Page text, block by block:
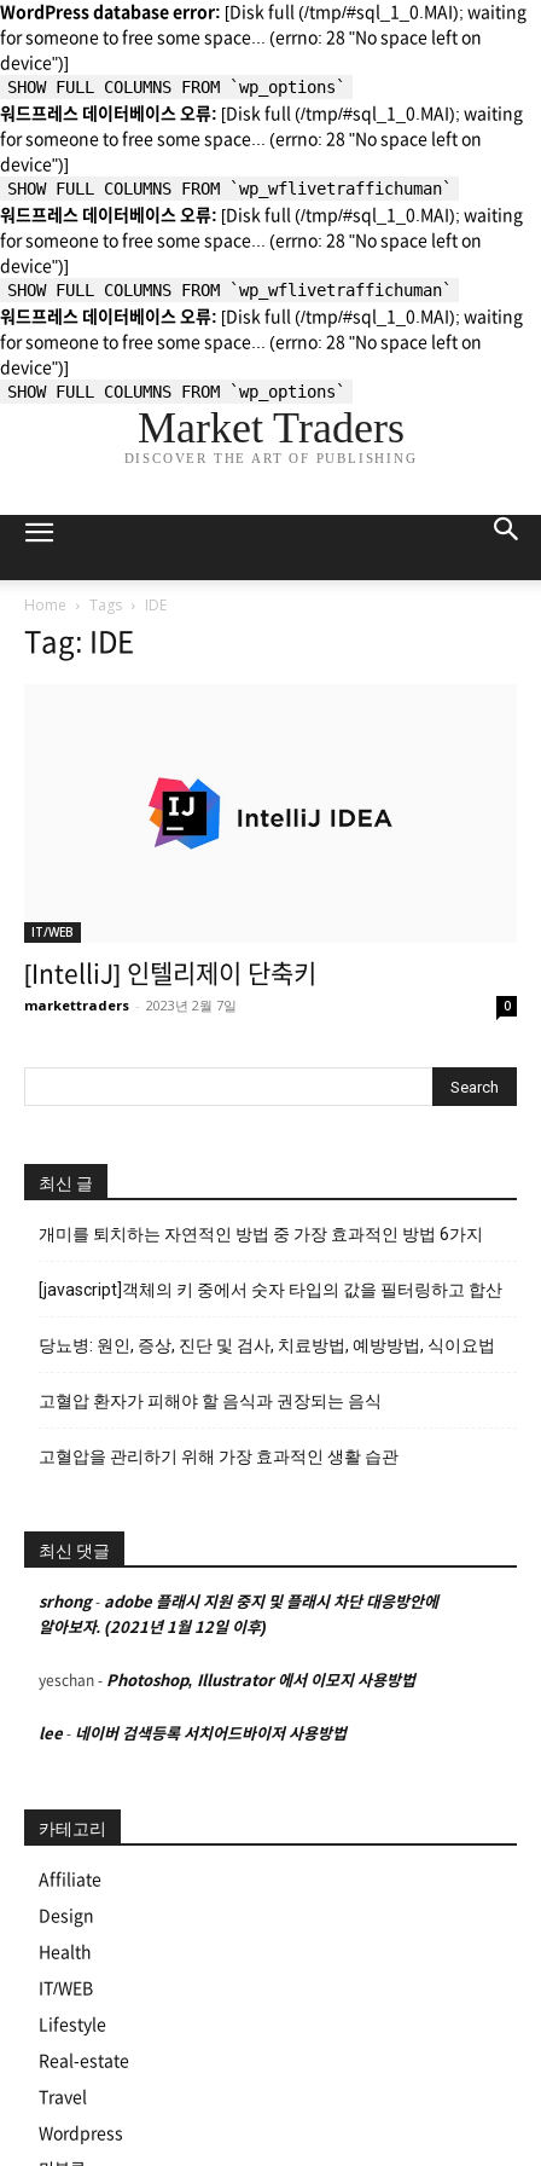
WordPress database error: [Disk full (/tmp/#sql_1_0.MAI); waiting
for someone to free some space... (errno: 28 "No space left on
device")]
SHOW FULL COLUMNS FROM `wp_options`
워드프레스 데이터베이스 오류: [Disk full (/tmp/#sql_1_0.MAI); waiting
for someone to free some space... (errno: 28 "No space left on
device")]
SHOW FULL COLUMNS FROM `wp_wflivetraffichuman`
워드프레스 데이터베이스 오류: [Disk full (/tmp/#sql_1_0.MAI); waiting
for someone to free some space... (errno: 28 "No space left on
device")]
SHOW FULL COLUMNS FROM `wp_wflivetraffichuman`
워드프레스 데이터베이스 오류: [Disk full (/tmp/#sql_1_0.MAI); waiting
for someone to free some space... (errno: 28 "No space left on
device")]
SHOW FULL COLUMNS FROM `wp_options`
Market Traders
DISCOVER THE ART OF PUBLISHING
Home Tags IDE
Tag: IDE
IT/WEB
[IntelliJ] 인텔리제이 단축키
markettraders - 2023년 2월 7일 0
최신 글
개미를 퇴치하는 자연적인 방법 중 가장 효과적인 방법 6가지
[javascript]객체의 키 중에서 숫자 타입의 값을 필터링하고 합산
당뇨병: 원인, 증상, 진단 및 검사, 치료방법, 예방방법, 식이요법
고혈압 환자가 피해야 할 음식과 권장되는 음식
고혈압을 관리하기 위해 가장 효과적인 생활 습관
최신 댓글
srhong- adobe 플래시 지원 중지 및 플래시 차단 대응방안에
알아보자. (2021년 1월 12일 이후)
yeschan - Photoshop, Illustrator 에서 이모지 사용방법
lee - 네이버 검색등록 서치어드바이저 사용방법
카테고리
Affiliate
Design
Health
IT/WEB
Lifestyle
Real-estate
Travel
Wordpress